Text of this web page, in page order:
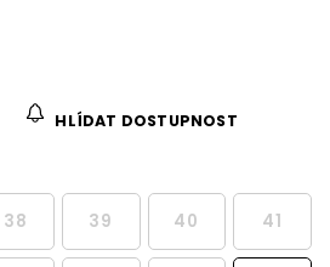
HLÍDAT DOSTUPNOST
38 39 40 41